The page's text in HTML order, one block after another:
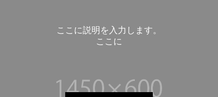
こ こ に説明 を 入 力 し ま す。
ここに説